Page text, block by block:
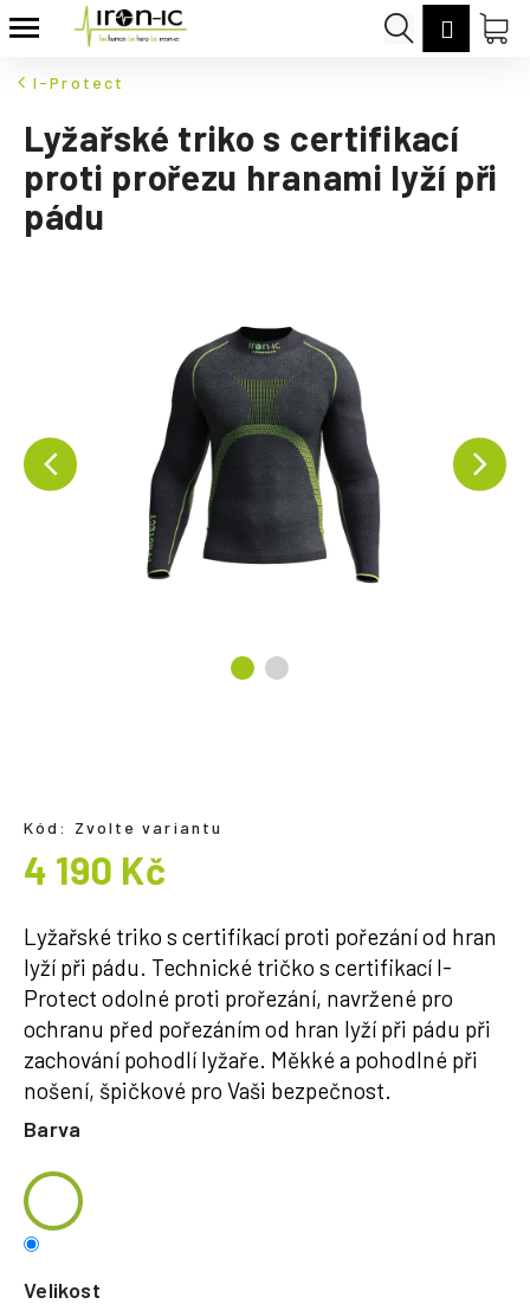
na
Hledat
I-Protect
Lyžařské triko s certifikací proti pořezání od hran
lyží při pádu. Technické tričko s certifikací I-
Protect odolné proti prořezání, navržené pro
ochranu před pořezáním od hran lyží při pádu při
zachování pohodlí lyžaře. Měkké a pohodlné při
nošení, špičkové pro Vaši bezpečnost.
Barva
Velikost
Kód: Zvolte variantu
4 190 Kč
cena:
Lyžařské triko s certifikací
proti prořezu hranami lyží při
pádu
K
o
C
o
p
o
e
t
e